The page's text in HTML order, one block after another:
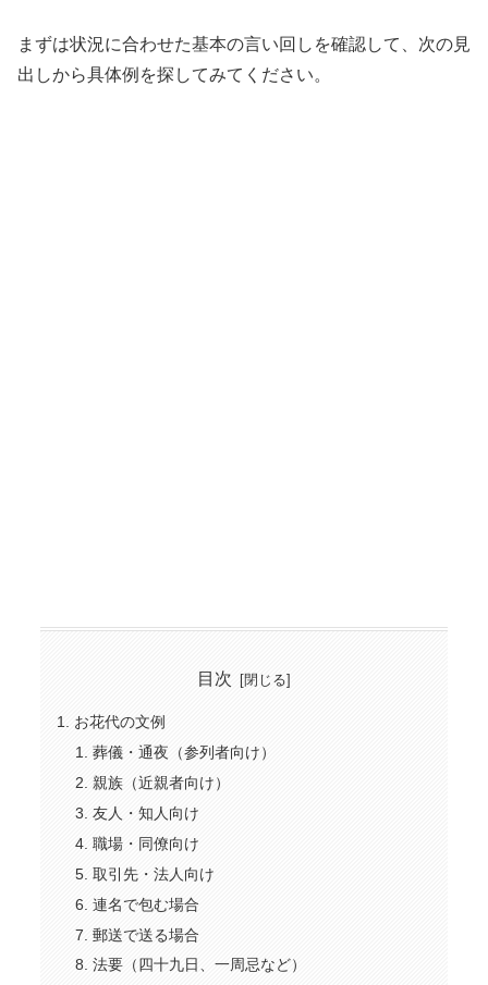
まずは状況に合わせた基本の言い回しを確認して、次の見
出しから具体例を探してみてください。
目次
お花代の文例
葬儀・通夜（参列者向け）
親族（近親者向け）
友人・知人向け
職場・同僚向け
取引先・法人向け
連名で包む場合
郵送で送る場合
法要（四十九日、一周忌など）